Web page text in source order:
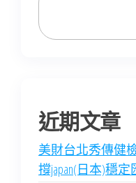
近期文章
美財台北秀傳健
撐japan(日本)穩定